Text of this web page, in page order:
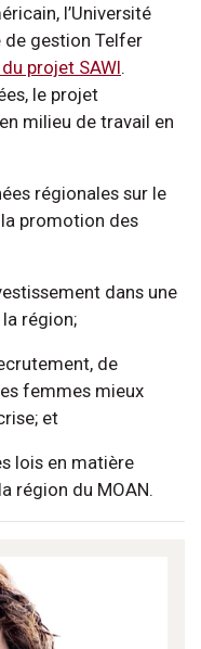
l’Université
de gestion Telfer
projet SAWI.
le projet
milieu de travail en
régionales sur le
promotion des
dans une
région;
de
femmes mieux
et
lois en matière
région du MOAN.